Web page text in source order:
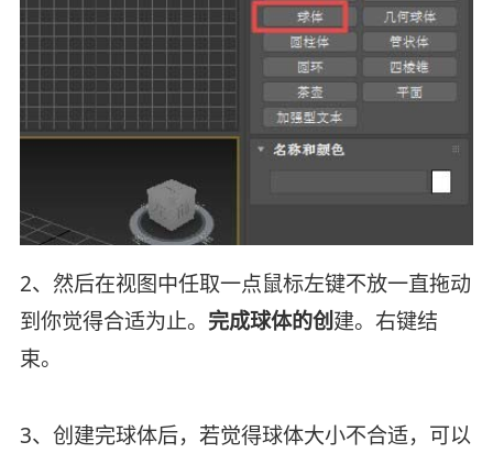
2、然后在视图中任取一点鼠标左键不放一直拖动
到你觉得合适为止。 完成球体的创建。右键结
束。
3、创建完球体后，若觉得球体大小不合适，可以